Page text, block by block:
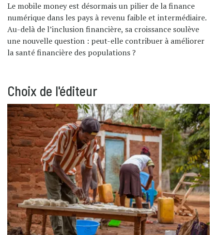
Le mobile money est désormais un pilier de la finance
numérique dans les pays à revenu faible et intermédiaire.
Au-delà de l’inclusion financière, sa croissance soulève
une nouvelle question : peut-elle contribuer à améliorer
la santé financière des populations ?
Choix de l'éditeur